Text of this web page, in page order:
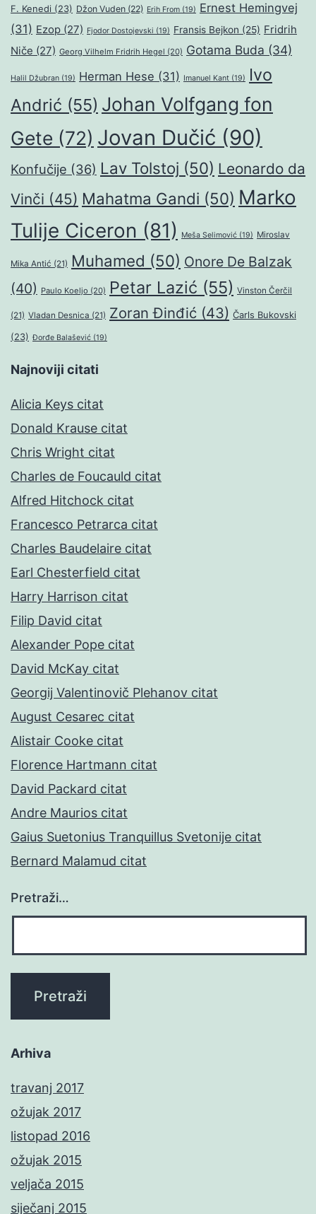
F. Kenedi (23) Džon Vuden (22) Erih From (19) Ernest Hemingvej
(31) Ezop (27) Fjodor Dostojevski (19) Fransis Bejkon (25) Fridrih
Niče (27) Georg Vilhelm Fridrih Hegel (20) Gotama Buda (34)
Halil Džubran (19) Herman Hese (31) Imanuel Kant (19)
Ivo
Andrić (55) Johan Volfgang fon
Gete (72) Jovan Dučić (90)
Konfučije (36) Lav Tolstoj (50) Leonardo da
Vinči (45) Mahatma Gandi (50) Marko
Tulije Ciceron (81) Meša Selimović (19) Miroslav
Mika Antić (21) Muhamed (50) Onore De Balzak
(40) Paulo Koeljo (20) Petar Lazić (55) Vinston Čerčil
(21) Vladan Desnica (21) Zoran Đinđić (43) Čarls Bukovski
(23) Đorđe Balašević (19)
Najnoviji citati
Alicia Keys citat
Donald Krause citat
Chris Wright citat
Charles de Foucauld citat
Alfred Hitchock citat
Francesco Petrarca citat
Charles Baudelaire citat
Earl Chesterfield citat
Harry Harrison citat
Filip David citat
Alexander Pope citat
David McKay citat
Georgij Valentinovič Plehanov citat
August Cesarec citat
Alistair Cooke citat
Florence Hartmann citat
David Packard citat
Andre Maurios citat
Gaius Suetonius Tranquillus Svetonije citat
Bernard Malamud citat
Pretraži…
Arhiva
travanj 2017
ožujak 2017
listopad 2016
ožujak 2015
veljača 2015
siječanj 2015